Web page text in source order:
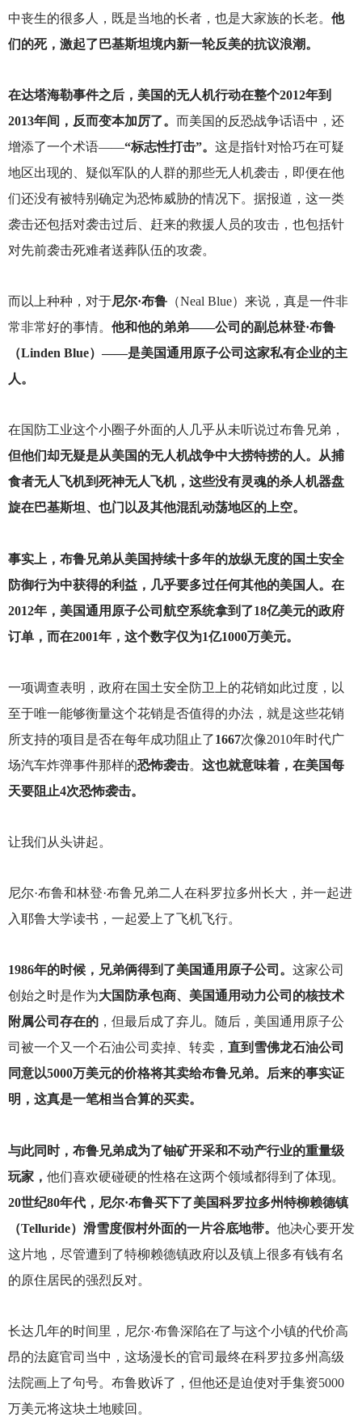
中丧生的很多人，既是当地的长者，也是大家族的长老。 他
们的死，激起了巴基斯坦境内新一轮反美的抗议浪潮。
在达塔海勒事件之后，美国的无人机行动在整个2012年到
2013年间，反而变本加厉了。 而美国的反恐战争话语中，还
增添了一个术语——“标志性打击”。 这是指针对恰巧在可疑
地区出现的、疑似军队的人群的那些无人机袭击，即便在他
们还没有被特别确定为恐怖威胁的情况下。据报道，这一类
袭击还包括对袭击过后、赶来的救援人员的攻击，也包括针
对先前袭击死难者送葬队伍的攻袭。
而以上种种，对于尼尔·布鲁（Neal Blue）来说，真是一件非
常非常好的事情。 他和他的弟弟——公司的副总林登·布鲁
（Linden Blue）——是美国通用原子公司这家私有企业的主
人。
在国防工业这个小圈子外面的人几乎从未听说过布鲁兄弟，
但他们却无疑是从美国的无人机战争中大捞特捞的人。从捕
食者无人飞机到死神无人飞机，这些没有灵魂的杀人机器盘
旋在巴基斯坦、也门以及其他混乱动荡地区的上空。
事实上，布鲁兄弟从美国持续十多年的放纵无度的国土安全
防御行为中获得的利益，几乎要多过任何其他的美国人。在
2012年，美国通用原子公司航空系统拿到了18亿美元的政府
订单，而在2001年，这个数字仅为1亿1000万美元。
一项调查表明，政府在国土安全防卫上的花销如此过度，以
至于唯一能够衡量这个花销是否值得的办法，就是这些花销
所支持的项目是否在每年成功阻止了1667次像2010年时代广
场汽车炸弹事件那样的恐怖袭击。 这也就意味着，在美国每
天要阻止4次恐怖袭击。
让我们从头讲起。
尼尔·布鲁和林登·布鲁兄弟二人在科罗拉多州长大，并一起进
入耶鲁大学读书，一起爱上了飞机飞行。
1986年的时候，兄弟俩得到了美国通用原子公司。 这家公司
创始之时是作为大国防承包商、美国通用动力公司的核技术
附属公司存在的，但最后成了弃儿。随后，美国通用原子公
司被一个又一个石油公司卖掉、转卖， 直到雪佛龙石油公司
同意以5000万美元的价格将其卖给布鲁兄弟。后来的事实证
明，这真是一笔相当合算的买卖。
与此同时，布鲁兄弟成为了铀矿开采和不动产行业的重量级
玩家， 他们喜欢硬碰硬的性格在这两个领域都得到了体现。
20世纪80年代，尼尔·布鲁买下了美国科罗拉多州特柳赖德镇
（Telluride）滑雪度假村外面的一片谷底地带。 他决心要开发
这片地，尽管遭到了特柳赖德镇政府以及镇上很多有钱有名
的原住居民的强烈反对。
长达几年的时间里，尼尔·布鲁深陷在了与这个小镇的代价高
昂的法庭官司当中，这场漫长的官司最终在科罗拉多州高级
法院画上了句号。布鲁败诉了，但他还是迫使对手集资5000
万美元将这块土地赎回。